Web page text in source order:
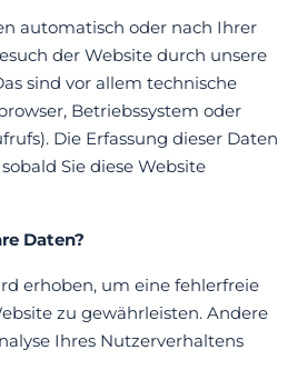
automatisch oder nach Ihrer
der Website durch unsere
sind vor allem technische
Betriebssystem oder
Die Erfassung dieser Daten
Sie diese Website
Daten?
erhoben, um eine fehlerfreie
zu gewährleisten. Andere
Ihres Nutzerverhaltens